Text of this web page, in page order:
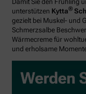
unterstützen Kytta®
gezielt bei Muskel- und
Schmerzsalbe
Wärmecreme für
und erholsame